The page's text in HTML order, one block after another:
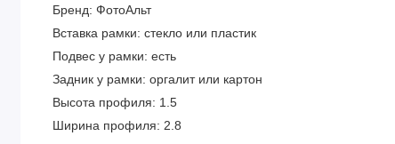
Бренд: ФотоАльт
Вставка рамки: стекло или пластик
Подвес у рамки: есть
Задник у рамки: оргалит или картон
Высота профиля: 1.5
Ширина профиля: 2.8